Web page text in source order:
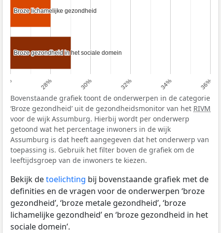
26% 28% 30% 32% 34% 36%
Broze lichamelijke gezondheid
Broze lichamelijke gezondheid
Broze gezondheid in het sociale domein
Broze gezondheid in het sociale domein
Bovenstaande grafiek toont de onderwerpen in de categorie
‘Broze gezondheid’ uit de gezondheidsmonitor van het RIVM
voor de wijk Assumburg. Hierbij wordt per onderwerp
getoond wat het percentage inwoners in de wijk
Assumburg is dat heeft aangegeven dat het onderwerp van
toepassing is. Gebruik het filter boven de grafiek om de
leeftijdsgroep van de inwoners te kiezen.
Bekijk detoelichting bij bovenstaande grafiek met de
definities en de vragen voor de onderwerpen ‘broze
gezondheid’, ‘broze metale gezondheid’, ‘broze
lichamelijke gezondheid’ en ‘broze gezondheid in het
sociale domein’.